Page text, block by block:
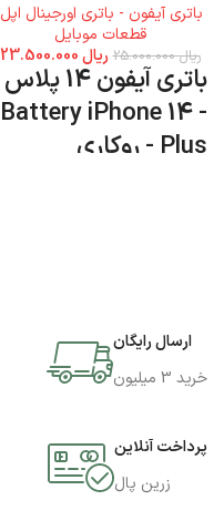
باتری آیفون - باتری اورجینال اپل
قطعات موبایل
ریال25.000.000 ریال
باتری آیفون 14 پلاس
- Battery iPhone 14
Plus - روکاری
ارسال رایگان
خرید 3 میلیون
پرداخت آنلاین
زرین پال